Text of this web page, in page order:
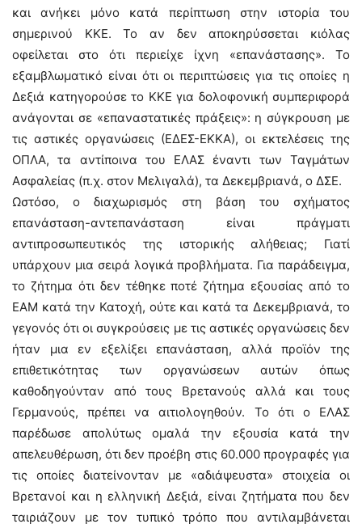
και ανήκει μόνο κατά περίπτωση στην ιστορία του
σημερινού ΚΚΕ. Το αν δεν αποκηρύσσεται κιόλας
οφείλεται στο ότι περιείχε ίχνη «επανάστασης». Το
εξαμβλωματικό είναι ότι οι περιπτώσεις για τις οποίες η
Δεξιά κατηγορούσε το ΚΚΕ για δολοφονική συμπεριφορά
ανάγονται σε «επαναστατικές πράξεις»: η σύγκρουση με
τις αστικές οργανώσεις (ΕΔΕΣ-ΕΚΚΑ), οι εκτελέσεις της
ΟΠΛΑ, τα αντίποινα του ΕΛΑΣ έναντι των Ταγμάτων
Ασφαλείας (π.χ. στον Μελιγαλά), τα Δεκεμβριανά, ο ΔΣΕ.
Ωστόσο, ο διαχωρισμός στη βάση του σχήματος
επανάσταση-αντεπανάσταση είναι πράγματι
αντιπροσωπευτικός της ιστορικής αλήθειας; Γιατί
υπάρχουν μια σειρά λογικά προβλήματα. Για παράδειγμα,
το ζήτημα ότι δεν τέθηκε ποτέ ζήτημα εξουσίας από το
ΕΑΜ κατά την Κατοχή, ούτε και κατά τα Δεκεμβριανά, το
γεγονός ότι οι συγκρούσεις με τις αστικές οργανώσεις δεν
ήταν μια εν εξελίξει επανάσταση, αλλά προϊόν της
επιθετικότητας των οργανώσεων αυτών όπως
καθοδηγούνταν από τους Βρετανούς αλλά και τους
Γερμανούς, πρέπει να αιτιολογηθούν. Το ότι ο ΕΛΑΣ
παρέδωσε απολύτως ομαλά την εξουσία κατά την
απελευθέρωση, ότι δεν προέβη στις 60.000 προγραφές για
τις οποίες διατείνονταν με «αδιάψευστα» στοιχεία οι
Βρετανοί και η ελληνική Δεξιά, είναι ζητήματα που δεν
ταιριάζουν με τον τυπικό τρόπο που αντιλαμβάνεται